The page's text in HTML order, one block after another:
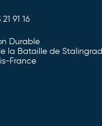
21 91 16
Durable
la Bataille de Stalingrad
France